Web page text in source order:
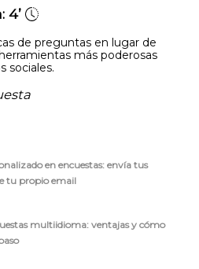
4’
de preguntas en lugar de
más poderosas
sociales.
en encuestas: envía tus
tu propio email
multiidioma: ventajas y cómo